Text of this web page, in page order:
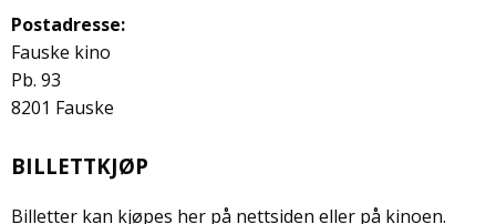
Postadresse:
Fauske kino
Pb. 93
8201 Fauske
BILLETTKJØP
Billetter kan kjøpes her på nettsiden eller på kinoen.